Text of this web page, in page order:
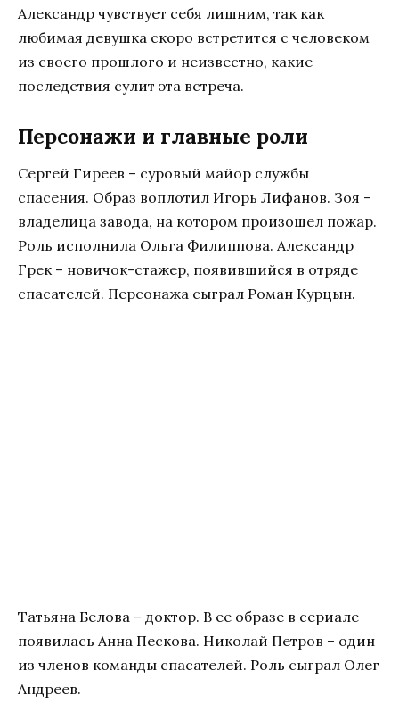
Александр чувствует себя лишним, так как
любимая девушка скоро встретится с человеком
из своего прошлого и неизвестно, какие
последствия сулит эта встреча.
Персонажи и главные роли
Сергей Гиреев – суровый майор службы
спасения. Образ воплотил Игорь Лифанов. Зоя –
владелица завода, на котором произошел пожар.
Роль исполнила Ольга Филиппова. Александр
Грек – новичок-стажер, появившийся в отряде
спасателей. Персонажа сыграл Роман Курцын.
Татьяна Белова – доктор. В ее образе в сериале
появилась Анна Пескова. Николай Петров – один
из членов команды спасателей. Роль сыграл Олег
Андреев.